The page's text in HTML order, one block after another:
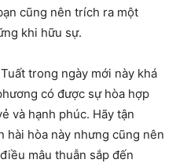
cũng nên trích ra một
khi hữu sự.
trong ngày mới này khá
có được sự hòa hợp
và hạnh phúc. Hãy tận
hài hòa này nhưng cũng nên
mâu thuẫn sắp đến